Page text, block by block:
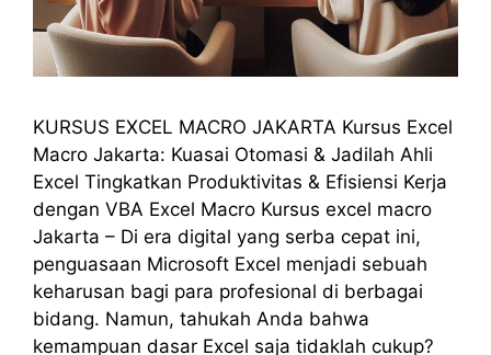
KURSUS EXCEL MACRO JAKARTA Kursus Excel
Macro Jakarta: Kuasai Otomasi & Jadilah Ahli
Excel Tingkatkan Produktivitas & Efisiensi Kerja
dengan VBA Excel Macro Kursus excel macro
Jakarta – Di era digital yang serba cepat ini,
penguasaan Microsoft Excel menjadi sebuah
keharusan bagi para profesional di berbagai
bidang. Namun, tahukah Anda bahwa
kemampuan dasar Excel saja tidaklah cukup?